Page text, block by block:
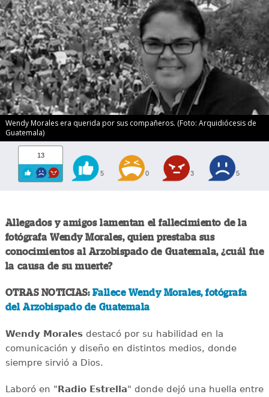
Wendy Morales era querida por sus compañeros. (Foto: Arquidiócesis de
Guatemala)
13
5 0 3 5
Allegados y amigos lamentan el fallecimiento de la
fotógrafa Wendy Morales, quien prestaba sus
conocimientos al Arzobispado de Guatemala, ¿cuál fue
la causa de su muerte?
OTRAS NOTICIAS: Fallece Wendy Morales, fotógrafa
del Arzobispado de Guatemala
Wendy Moralesdestacó por su habilidad en la
comunicación y diseño en distintos medios, donde
siempre sirvió a Dios.
Laboró en "Radio Estrella" donde dejó una huella entre